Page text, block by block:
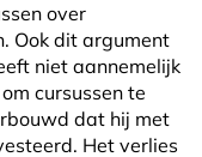
over
Ook dit argument
niet aannemelijk
cursussen te
dat hij met
Het verlies